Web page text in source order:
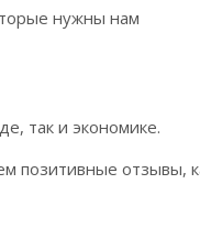
нужны нам
так и экономике.
позитивные отзывы,